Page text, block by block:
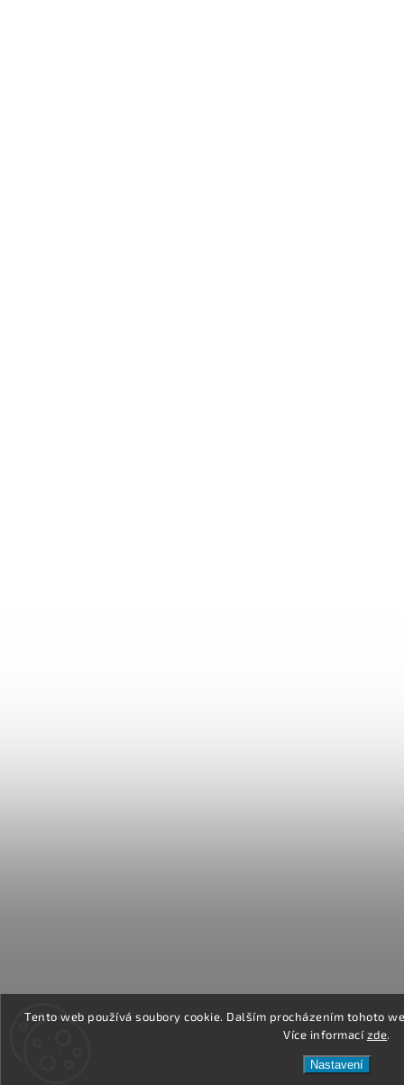
Tento web používá soubory cookie. Dalším procházením tohoto
Více informacízde.
Nastavení